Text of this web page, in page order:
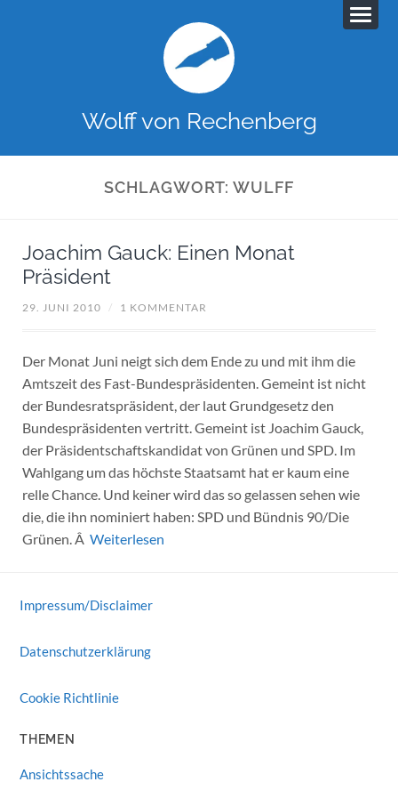
Wolff von Rechenberg
SCHLAGWORT:WULFF
Joachim Gauck: Einen Monat
Präsident
29. JUNI 2010 / 1 KOMMENTAR
Der Monat Juni neigt sich dem Ende zu und mit ihm die
Amtszeit des Fast-Bundespräsidenten. Gemeint ist nicht
der Bundesratspräsident, der laut Grundgesetz den
Bundespräsidenten vertritt. Gemeint ist Joachim Gauck,
der Präsidentschaftskandidat von Grünen und SPD. Im
Wahlgang um das höchste Staatsamt hat er kaum eine
relle Chance. Und keiner wird das so gelassen sehen wie
die, die ihn nominiert haben: SPD und Bündnis 90/Die
Grünen. Â Weiterlesen
Impressum/Disclaimer
Datenschutzerklärung
Cookie Richtlinie
THEMEN
Ansichtssache